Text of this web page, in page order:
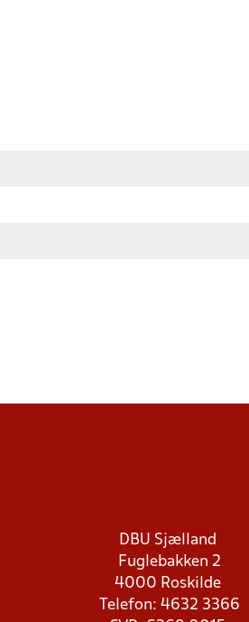
DBU Sjælland
Fuglebakken 2
4000 Roskilde
Telefon: 4632 3366